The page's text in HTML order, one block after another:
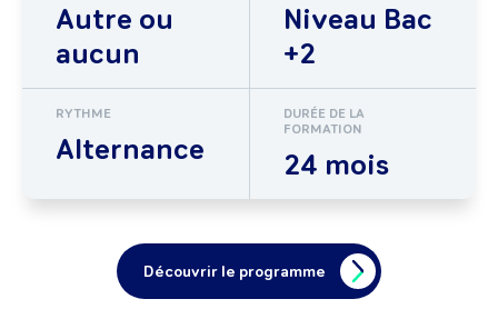
Autre ou
aucun
Niveau Bac
+2
RYTHME
Alternance
DURÉE DE LA
FORMATION
24 mois
Découvrir le programme